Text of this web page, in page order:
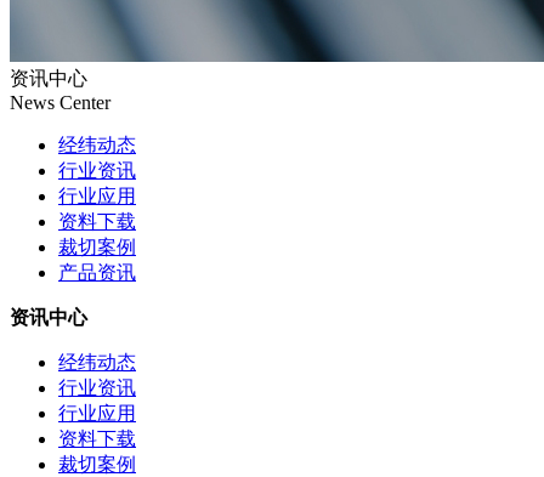
资讯中心
News Center
经纬动态
行业资讯
行业应用
资料下载
裁切案例
产品资讯
资讯中心
经纬动态
行业资讯
行业应用
资料下载
裁切案例